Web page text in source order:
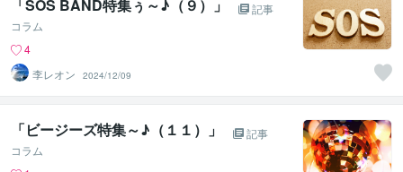
「SOS BAND特集ぅ～♪（９）」
記事
コラム
4
李レオン
2024/12/09
「ビージーズ特集～♪（１１）」
記事
コラム